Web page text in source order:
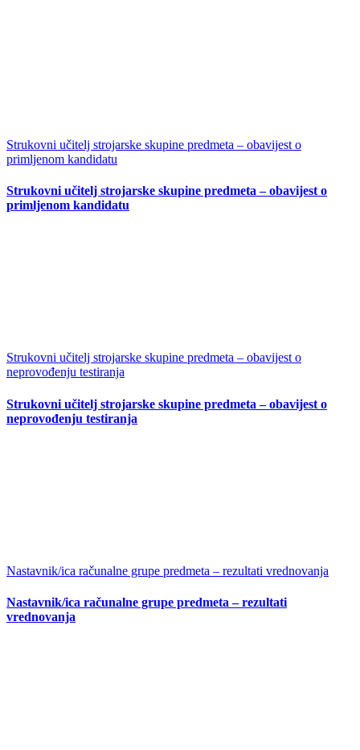
Strukovni učitelj strojarske skupine predmeta – obavijest o
primljenom kandidatu
Strukovni učitelj strojarske skupine predmeta – obavijest o
primljenom kandidatu
Strukovni učitelj strojarske skupine predmeta – obavijest o
neprovođenju testiranja
Strukovni učitelj strojarske skupine predmeta – obavijest o
neprovođenju testiranja
Nastavnik/ica računalne grupe predmeta – rezultati vrednovanja
Nastavnik/ica računalne grupe predmeta – rezultati
vrednovanja